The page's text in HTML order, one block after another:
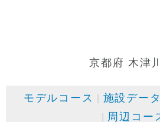
京都府 木津
モデルコース 施設データ
周辺コー